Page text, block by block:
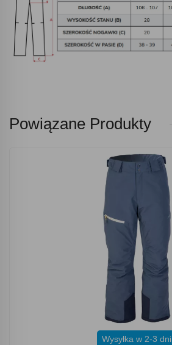
Powiązane Produkty
Wysyłka w 2-3 dni